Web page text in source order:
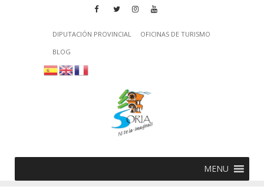
DIPUTACIÓN PROVINCIAL
OFICINAS DE TURISMO
BLOG
MENU